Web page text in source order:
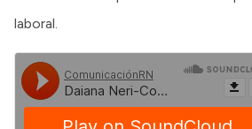
laboral.